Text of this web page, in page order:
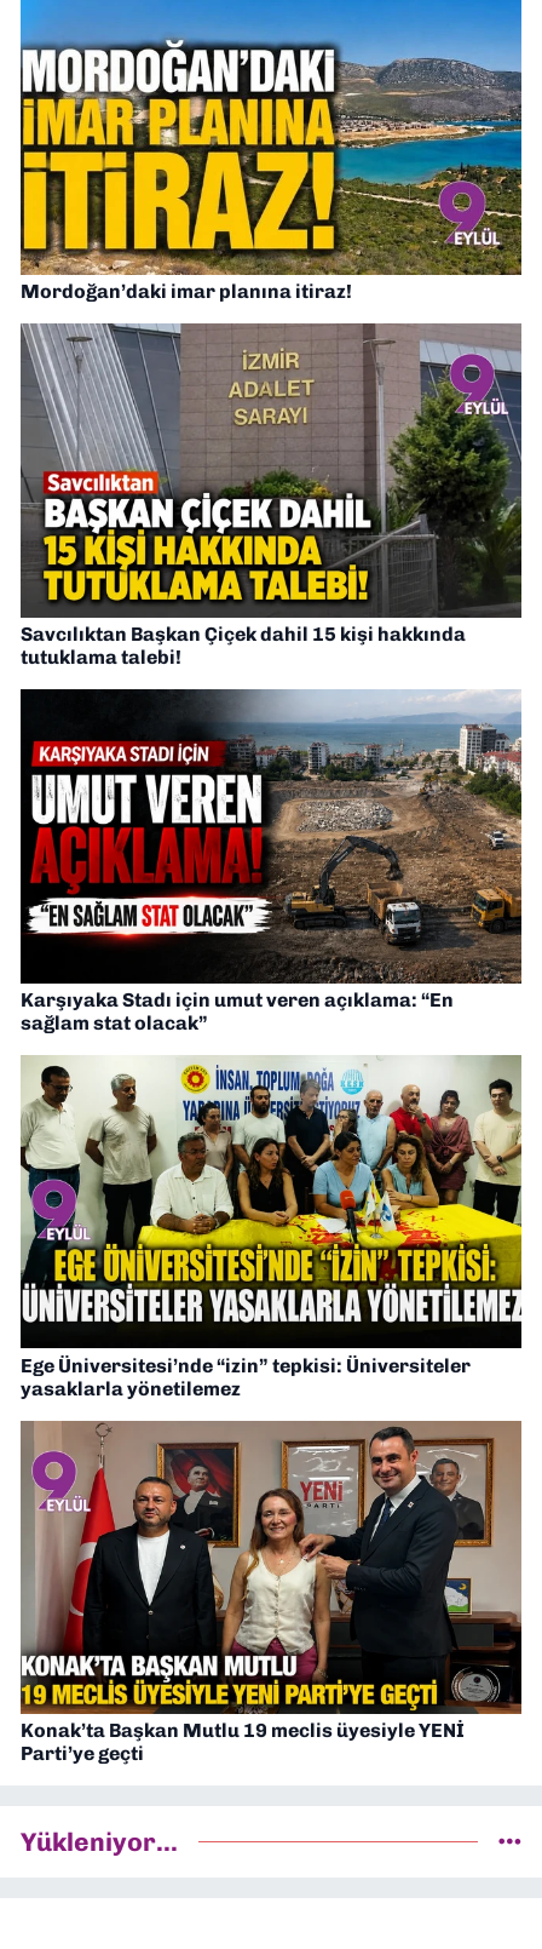
Mordoğan’daki imar planına itiraz!
Savcılıktan Başkan Çiçek dahil 15 kişi hakkında
tutuklama talebi!
Karşıyaka Stadı için umut veren açıklama: “En
sağlam stat olacak”
Ege Üniversitesi’nde “izin” tepkisi: Üniversiteler
yasaklarla yönetilemez
Konak’ta Başkan Mutlu 19 meclis üyesiyle YENİ
Parti’ye geçti
Yükleniyor...